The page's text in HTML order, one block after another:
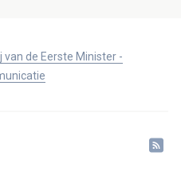
van de Eerste Minister -